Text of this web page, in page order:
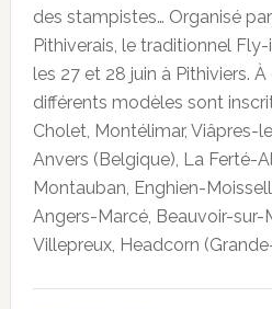
des stampistes… Organisé
Pithiverais, le traditionnel
les 27 et 28 juin à Pithiviers.
différents modèles sont
Cholet, Montélimar, Viâpres-
Anvers (Belgique), La Ferté-
Montauban, Enghien-
Angers-Marcé, Beauvoir-sur-
Villepreux, Headcorn